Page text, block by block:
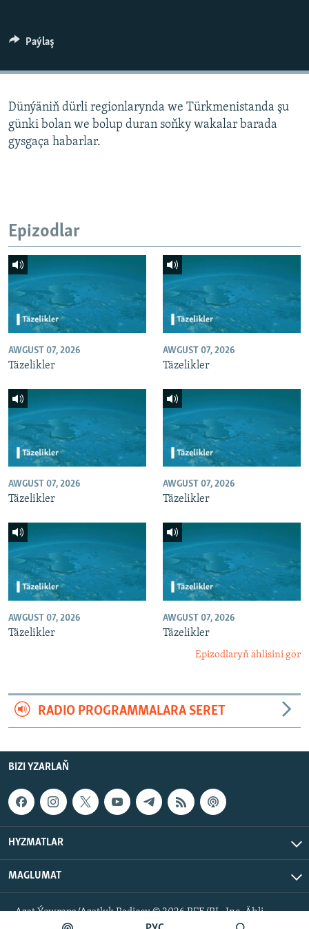
Paýlaş
Dünýäniň dürli regionlarynda we Türkmenistanda şu
günki bolan we bolup duran soňky wakalar barada
gysgaça habarlar.
Epizodlar
AWGUST 07, 2026
Täzelikler
AWGUST 07, 2026
Täzelikler
AWGUST 07, 2026
Täzelikler
AWGUST 07, 2026
Täzelikler
AWGUST 07, 2026
Täzelikler
AWGUST 07, 2026
Täzelikler
Epizodlaryň ählisini gör
RADIO PROGRAMMALARA SERET
BIZI YZARLAŇ
HYZMATLAR
MAGLUMAT
Azat Ýewropa/Azatlyk Radiosy © 2026 RFE/RL, Inc. Ähli
hukuklar goralan.